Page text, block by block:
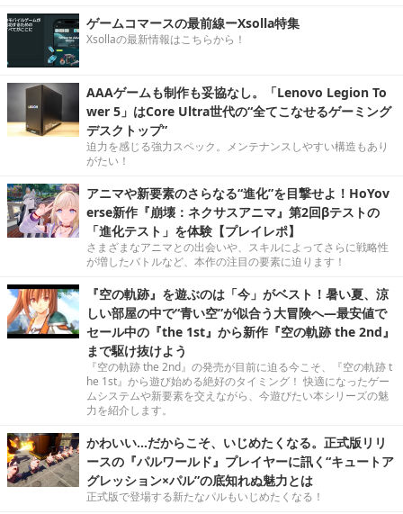
ゲームコマースの最前線ーXsolla特集
Xsollaの最新情報はこちらから！
AAAゲームも制作も妥協なし。「Lenovo Legion To
wer 5」はCore Ultra世代の“全てこなせるゲーミング
デスクトップ”
迫力を感じる強力スペック。メンテナンスしやすい構造もあり
がたい！
アニマや新要素のさらなる“進化”を目撃せよ！HoYov
erse新作『崩壊：ネクサスアニマ』第2回βテストの
「進化テスト」を体験【プレイレポ】
さまざまなアニマとの出会いや、スキルによってさらに戦略性
が増したバトルなど、本作の注目の要素に迫ります！
『空の軌跡』を遊ぶのは「今」がベスト！暑い夏、涼
しい部屋の中で“青い空”が似合う大冒険へ―最安値で
セール中の『the 1st』から新作『空の軌跡 the 2nd』
まで駆け抜けよう
『空の軌跡 the 2nd』の発売が目前に迫る今こそ、『空の軌跡 t
he 1st』から遊び始める絶好のタイミング！ 快適になったゲー
ムシステムや新要素を交えながら、今遊びたい本シリーズの魅
力を紹介します。
かわいい…だからこそ、いじめたくなる。正式版リリ
ースの『パルワールド』プレイヤーに訊く“キュートア
グレッション×パル”の底知れぬ魅力とは
正式版で登場する新たなパルもいじめたくなる！